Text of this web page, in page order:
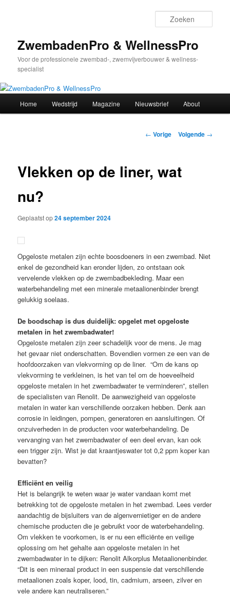
inhoudZwembadenPro & WellnessPro
Voor de professionele zwembad-, zwemvijverbouwer & wellness-
specialist
Home Wedstrijd Magazine Nieuwsbrief About
Bericht
← Vorige Volgende →
Vlekken op de liner, wat
nu?
Geplaatst op24 september 2024
Opgeloste metalen zijn echte boosdoeners in een zwembad. Niet
enkel de gezondheid kan eronder lijden, zo ontstaan ook
vervelende vlekken op de zwembadbekleding. Maar een
waterbehandeling met een minerale metaalionenbinder brengt
gelukkig soelaas.
De boodschap is dus duidelijk: opgelet met opgeloste
metalen in het zwembadwater!
Opgeloste metalen zijn zeer schadelijk voor de mens. Je mag
het gevaar niet onderschatten. Bovendien vormen ze een van de
hoofdoorzaken van vlekvorming op de liner. “Om de kans op
vlekvorming te verkleinen, is het van tel om de hoeveelheid
opgeloste metalen in het zwembadwater te verminderen”, stellen
de specialisten van Renolit. De aanwezigheid van opgeloste
metalen in water kan verschillende oorzaken hebben. Denk aan
corrosie in leidingen, pompen, generatoren en aansluitingen. Of
onzuiverheden in de producten voor waterbehandeling. De
vervanging van het zwembadwater of een deel ervan, kan ook
een trigger zijn. Wist je dat kraantjeswater tot 0,2 ppm koper kan
bevatten?
Efficiënt en veilig
Het is belangrijk te weten waar je water vandaan komt met
betrekking tot de opgeloste metalen in het zwembad. Lees verder
aandachtig de bijsluiters van de algenvernietiger en de andere
chemische producten die je gebruikt voor de waterbehandeling.
Om vlekken te voorkomen, is er nu een efficiënte en veilige
oplossing om het gehalte aan opgeloste metalen in het
zwembadwater in te dijken: Renolit Alkorplus Metaalionenbinder.
“Dit is een mineraal product in een suspensie dat verschillende
metaalionen zoals koper, lood, tin, cadmium, arseen, zilver en
vele andere kan neutraliseren.”